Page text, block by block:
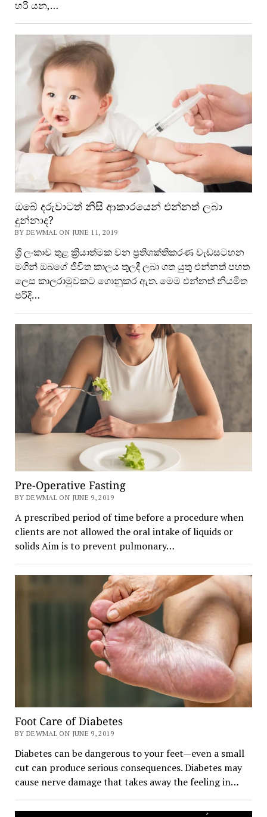
හරි යන,…
ඔබේ දරුවාටත් නිසි ආකාරයෙන් එන්නත් ලබා
දුන්නාද?
BY DEWMAL ON JUNE 11, 2019
ශ්‍රී ලංකාව තුළ ක්‍රියාත්මක වන ප්‍රතිශක්තිකරණ වැඩසටහන
මගින් ඔබගේ ජිවිත කාලය තුලදී ලබා ගත යුතු එන්නත් පහත
ලෙස කාලරාමුවකට ගොනුකර ඇත. මෙම එන්නත් නියමිත
පරිදි…
Pre-Operative Fasting
BY DEWMAL ON JUNE 9, 2019
A prescribed period of time before a procedure when
clients are not allowed the oral intake of liquids or
solids Aim is to prevent pulmonary…
Foot Care of Diabetes
BY DEWMAL ON JUNE 9, 2019
Diabetes can be dangerous to your feet—even a small
cut can produce serious consequences. Diabetes may
cause nerve damage that takes away the feeling in…